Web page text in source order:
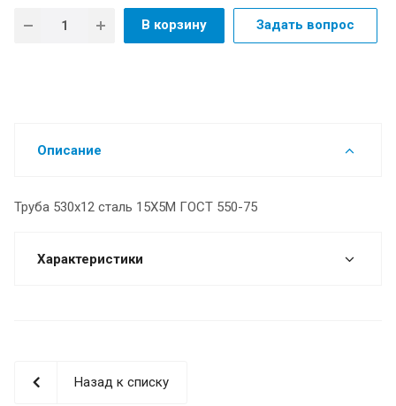
В корзину Задать вопрос
Описание
Труба 530х12 сталь 15Х5М ГОСТ 550-75
Характеристики
Назад к списку